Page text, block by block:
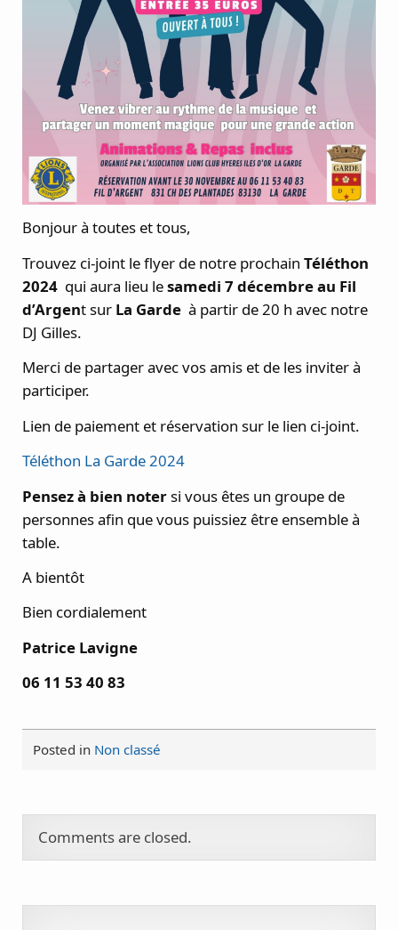
Bonjour à toutes et tous,
Trouvez ci-joint le flyer de notre prochain Téléthon
2024 qui aura lieu lesamedi 7 décembre au Fil
d’Argent sur La Garde à partir de 20 h avec notre
DJ Gilles.
Merci de partager avec vos amis et de les inviter à
participer.
Lien de paiement et réservation sur le lien ci-joint.
Téléthon La Garde 2024
Pensez à bien notersi vous êtes un groupe de
personnes afin que vous puissiez être ensemble à
table.
A bientôt
Bien cordialement
Patrice Lavigne
06 11 53 40 83
Posted in Non classé
Comments are closed.